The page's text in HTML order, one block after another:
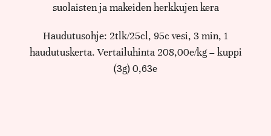
suolaisten ja makeiden herkkujen kera
Haudutusohje: 2tlk/25cl, 95c vesi, 3 min, 1
haudutuskerta. Vertailuhinta 208,00e/kg – kuppi
(3g) 0,63e